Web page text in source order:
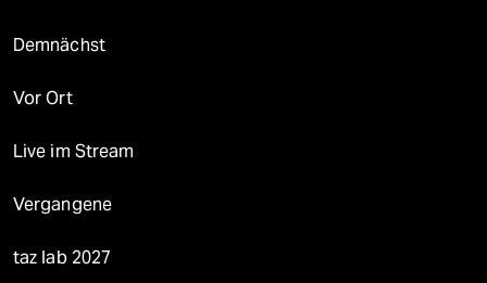
Demnächst
Vor Ort
Live im Stream
Vergangene
taz lab 2027